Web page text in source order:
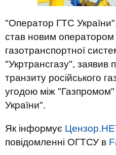
"Оператор ГТС України",
став новим оператором
газотранспортної
"Укртрансгазу", заявив
транзиту російського
угодою між
України".
Як інформує
повідомленні ОГТСУ в